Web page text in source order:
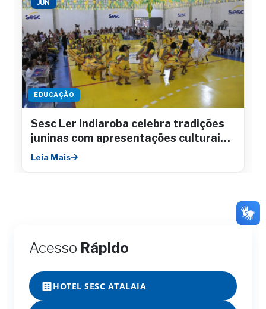
JUN
EDUCAÇÃO
Sesc Ler Indiaroba celebra tradições
juninas com apresentações culturais e
integração comunitária
Leia Mais
Acesso Rápido
HOTEL SESC ATALAIA